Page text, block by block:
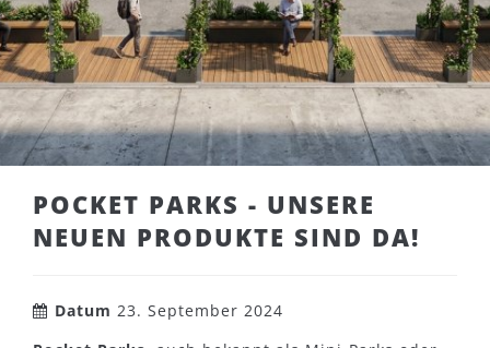
POCKET PARKS - UNSERE
NEUEN PRODUKTE SIND DA!
Datum 23. September 2024